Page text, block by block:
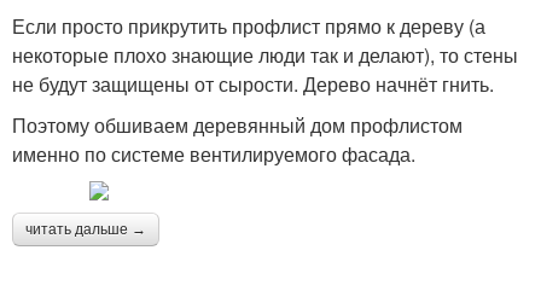
Если просто прикрутить профлист прямо к дереву (а
некоторые плохо знающие люди так и делают), то стены
не будут защищены от сырости. Дерево начнёт гнить.
Поэтому обшиваем деревянный дом профлистом
именно по системе вентилируемого фасада.
читать дальше →